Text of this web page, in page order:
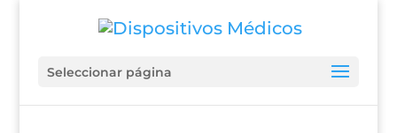
Seleccionar página